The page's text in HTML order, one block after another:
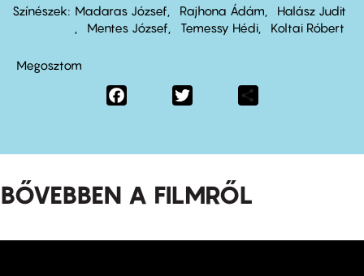
Színészek
Madaras József Rajhona Ádám
Halász Judit
Mentes József
Temessy Hédi Koltai Róbert
Megosztom
Facebook
BŐVEBBEN A FILMRŐL